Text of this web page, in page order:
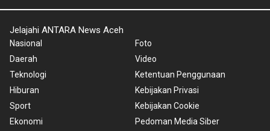
Jelajahi ANTARA News Aceh
Nasional
Daerah
Teknologi
Hiburan
Sport
Ekonomi
Foto
Video
Ketentuan Penggunaan
Kebijakan Privasi
Kebijakan Cookie
Pedoman Media Siber